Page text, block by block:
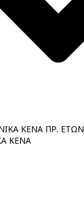
ΚΕΝΑ ΠΡ. ΕΤΩΝ
ΚΕΝΑ